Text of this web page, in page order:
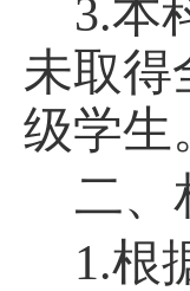
3.本
未取得
级学生
二、
1.根